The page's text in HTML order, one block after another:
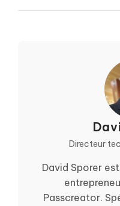
Directeur
David Sporer
Passcreator.